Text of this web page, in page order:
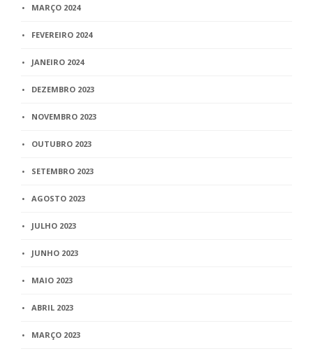
MARÇO 2024
FEVEREIRO 2024
JANEIRO 2024
DEZEMBRO 2023
NOVEMBRO 2023
OUTUBRO 2023
SETEMBRO 2023
AGOSTO 2023
JULHO 2023
JUNHO 2023
MAIO 2023
ABRIL 2023
MARÇO 2023